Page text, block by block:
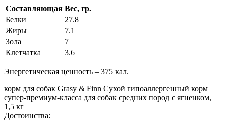
Составляющая Вес, гр.
Белки
27.8
Жиры
7.1
Зола
7
Клетчатка
3.6
Энергетическая ценность – 375 кал.
корм для собак Grasy & Finn Сухой гипоаллергенный корм
супер-премиум-класса для собак средних пород с ягненком,
1,5 кг
Достоинства: